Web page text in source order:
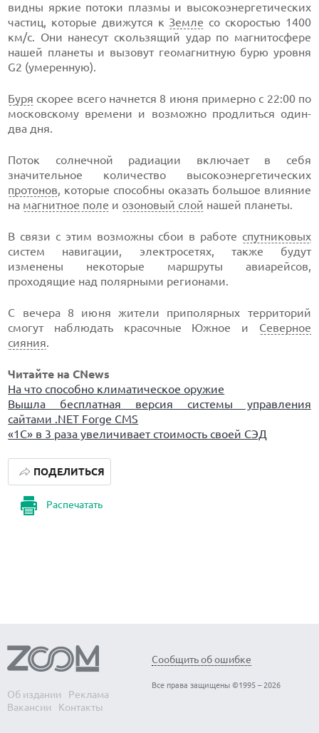
видны яркие потоки плазмы и высокоэнергетических
частиц, которые движутся кЗемле со скоростью 1400
км/с. Они нанесут скользящий удар по магнитосфере
нашей планеты и вызовут геомагнитную бурю уровня
G2 (умеренную).
Буря скорее всего начнется 8 июня примерно с 22:00 по
московскому времени и возможно продлиться один-
два дня.
Поток солнечной радиации включает в себя
значительное количество высокоэнергетических
протонов, которые способны оказать большое влияние
на магнитное поле и озоновый слой нашей планеты.
В связи с этим возможны сбои в работе спутниковых
систем навигации, электросетях, также будут
изменены некоторые маршруты авиарейсов,
проходящие над полярными регионами.
С вечера 8 июня жители приполярных территорий
смогут наблюдать красочные Южное и Северное
сияния.
Читайте на CNews
На что способно климатическое оружие
Вышла бесплатная версия системы управления
сайтами .NET Forge CMS
«1С» в 3 раза увеличивает стоимость своей СЭД
Распечатать
ПОДЕЛИТЬСЯ
Об издании
Реклама
Вакансии
Контакты
Сообщить об ошибке
Все права защищены ©1995 – 2026